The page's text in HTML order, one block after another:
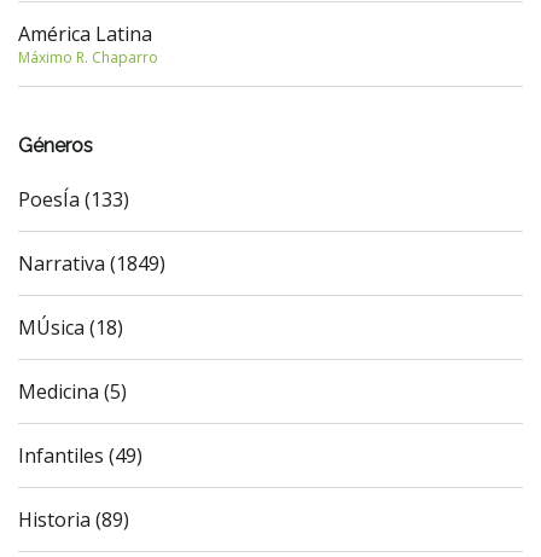
América Latina
Máximo R. Chaparro
Géneros
PoesÍa (133)
Narrativa (1849)
MÚsica (18)
Medicina (5)
Infantiles (49)
Historia (89)